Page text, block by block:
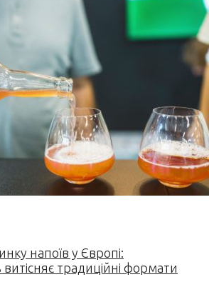
напоїв у Європі:
витісняє традиційні формати